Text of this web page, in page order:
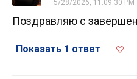
5/28/2026, 11:09:30 PM
Поздравляю с
Показать 1 ответ